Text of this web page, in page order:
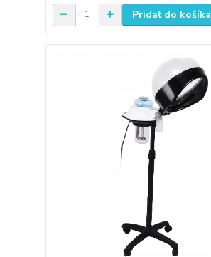
Pridať do košíka